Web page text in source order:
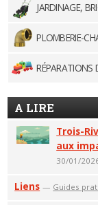
JARDINAGE,
PLOMBERIE-
RÉPARATIONS
A LIRE
Trois-
aux
30/01/
Liens — Guides